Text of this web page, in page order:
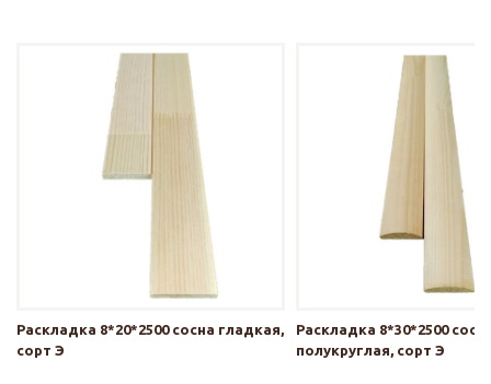
Раскладка 8*20*2500 сосна гладкая,
сорт Э
Раскладка 8*30*2500
полукруглая, сорт Э